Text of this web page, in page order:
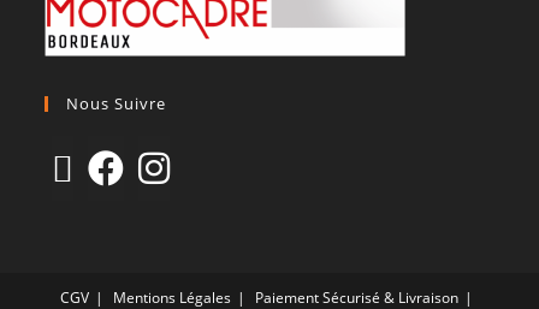
Nous Suivre
CGV Mentions Légales
Paiement Sécurisé & Livraison